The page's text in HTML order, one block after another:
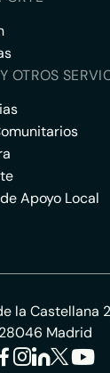
OTROS
Apoyo Local
la Castellana
28046 Madrid